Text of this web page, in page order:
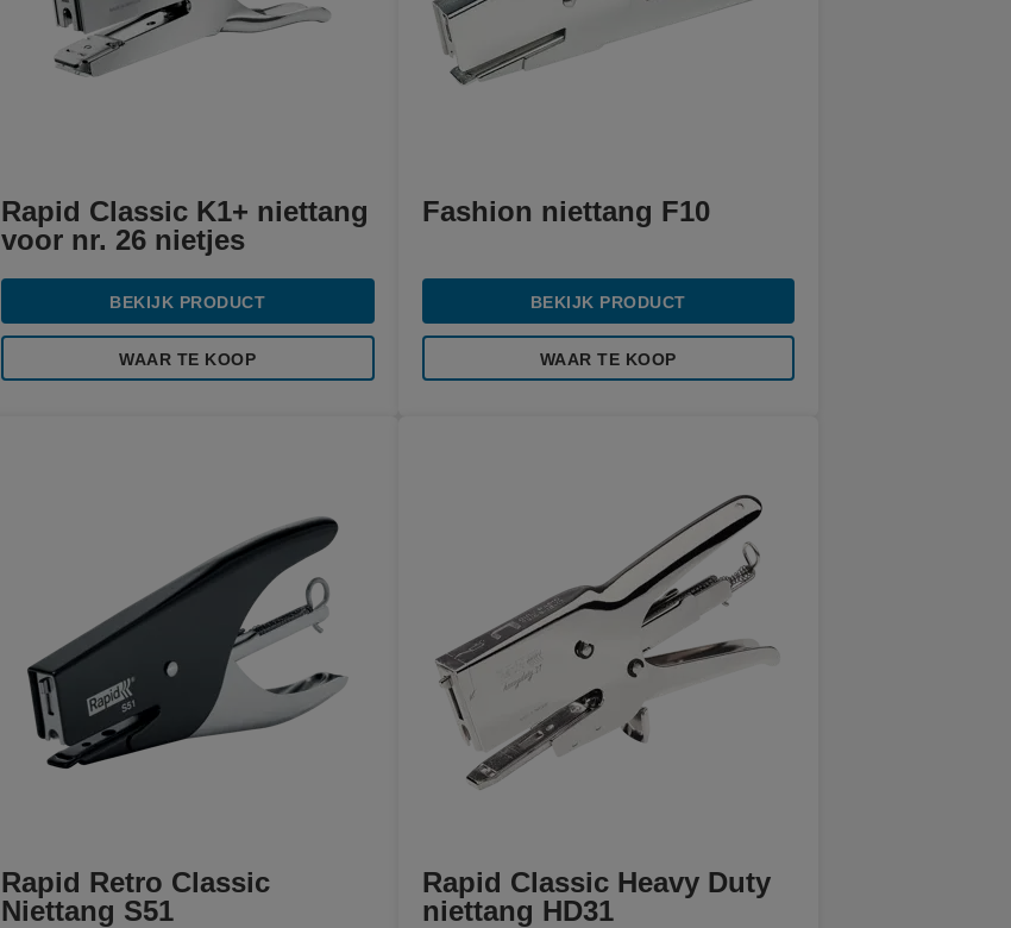
Rapid Classic K1+ niettang
voor nr. 26 nietjes
BEKIJK PRODUCT
WAAR TE KOOP
Fashion niettang F10
BEKIJK PRODUCT
WAAR TE KOOP
Rapid Retro Classic
Niettang S51
Rapid Classic Heavy Duty
niettang HD31